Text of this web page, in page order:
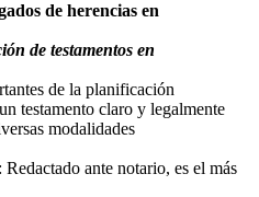
de herencias en
de testamentos en
de la planificación
testamento claro y legalmente
modalidades
ante notario, es el más